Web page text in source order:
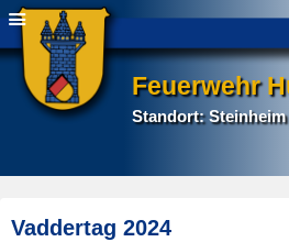
Feuerwehr
Standort: Steinheim
Vaddertag 2024